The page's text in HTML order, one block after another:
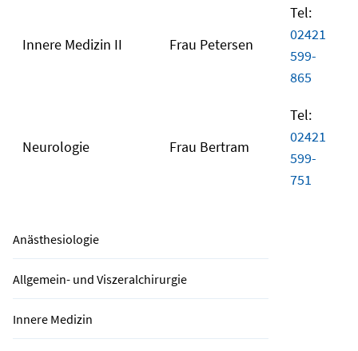
Anästhesiologie
Allgemein- und Viszeralchirurgie
Innere Medizin
Innere Medizin II Frau Petersen
Tel:
02421
599-
865
Neurologie Frau Bertram
Tel:
02421
599-
751